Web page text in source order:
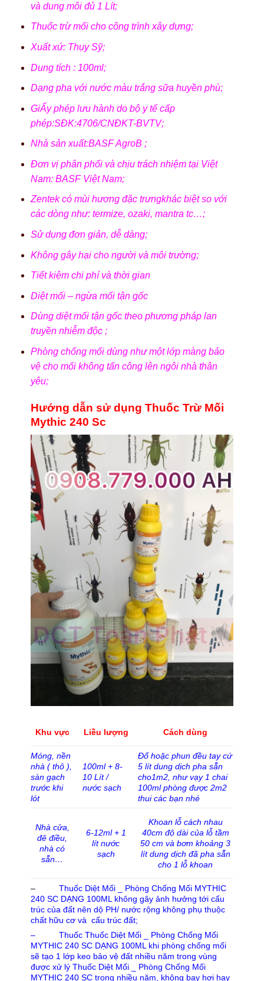
và dung môi đủ 1 Lít;
Thuốc trừ mối cho công trình xây dựng;
Xuất xứ: Thụy Sỹ;
Dung tích : 100ml;
Dạng pha với nước màu trắng sữa huyền phù;
GiẤy phép lưu hành do bộ y tế cấp
phép:SĐK:4706/CNĐKT-BVTV;
Nhà sản xuất:BASF AgroB ;
Đơn vị phân phối và chịu trách nhiệm tại Việt
Nam: BASF Việt Nam;
Zentek có mùi hương đặc trưngkhác biệt so với
các dòng như: termize, ozaki, mantra tc…;
Sử dụng đơn giản, dễ dàng;
Không gây hại cho người và môi trường;
Tiết kiệm chi phí và thời gian
Diệt mối – ngừa mối tận gốc
Dùng diệt mối tận gốc theo phương pháp lan
truyền nhiễm độc ;
Phòng chống mối dùng như một lớp màng bảo
vệ cho mối không tấn công lên ngôi nhà thân
yêu;
Hướng dẫn sử dụng Thuốc Trừ Mối
Mythic 240 Sc
Khu vực Liều lượng Cách dùng
Móng, nền
nhà ( thô ),
sàn gạch
trước khi
lót
100ml + 8-
10 Lít /
nước sạch
Đổ hoặc phun đều tay cứ
5 lít dung dịch pha sẵn
cho1m2, như vạy 1 chai
100ml phòng được 2m2
thui các bạn nhé
Nhà cửa,
đê điều,
nhà có
sẵn…
6-12ml + 1
lít nước
sạch
Khoan lỗ cách nhau
40cm độ dài của lỗ tầm
50 cm và bơm khoảng 3
lít dung dịch đã pha sẵn
cho 1 lỗ khoan
–
Thuốc Diệt Mối _ Phòng Chống Mối MYTHIC
240 SC DẠNG 100ML không gây ảnh hưởng tới cấu
trúc của đất nên dộ PH/ nước rộng không phụ thuộc
chất hữu cơ và cấu trúc đất;
– Thuốc Thuốc Diệt Mối _ Phòng Chống Mối
MYTHIC 240 SC DẠNG 100ML khi phòng chống mối
sẽ tạo 1 lớp keo bảo vệ đất nhiều năm trong vùng
được xử lý Thuốc Diệt Mối _ Phòng Chống Mối
MYTHIC 240 SC trong nhiều năm, không bay hơi hay